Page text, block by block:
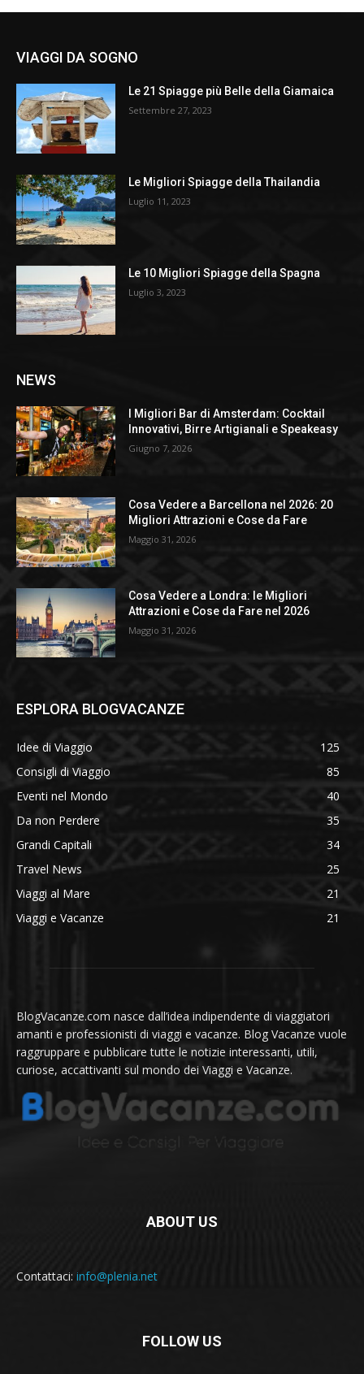
VIAGGI DA SOGNO
Le 21 Spiagge più Belle della Giamaica
Settembre 27, 2023
Le Migliori Spiagge della Thailandia
Luglio 11, 2023
Le 10 Migliori Spiagge della Spagna
Luglio 3, 2023
NEWS
I Migliori Bar di Amsterdam: Cocktail
Innovativi, Birre Artigianali e Speakeasy
Giugno 7, 2026
Cosa Vedere a Barcellona nel 2026: 20
Migliori Attrazioni e Cose da Fare
Maggio 31, 2026
Cosa Vedere a Londra: le Migliori
Attrazioni e Cose da Fare nel 2026
Maggio 31, 2026
ESPLORA BLOGVACANZE
Idee di Viaggio
125
Consigli di Viaggio
85
Eventi nel Mondo
40
Da non Perdere
35
Grandi Capitali
34
Travel News
25
Viaggi al Mare
21
Viaggi e Vacanze
21
BlogVacanze.com nasce dall’idea indipendente di viaggiatori
amanti e professionisti di viaggi e vacanze. Blog Vacanze vuole
raggruppare e pubblicare tutte le notizie interessanti, utili,
curiose, accattivanti sul mondo dei Viaggi e Vacanze.
ABOUT US
Contattaci: info@plenia.net
FOLLOW US